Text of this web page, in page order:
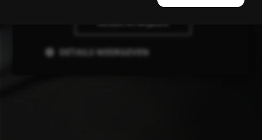
DETAILS WEERGEVEN